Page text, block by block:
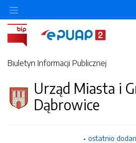
Biuletyn Informacji Publicznej
Urząd Miasta i
Dąbrowice
ostatnio